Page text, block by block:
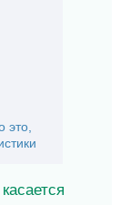
это,